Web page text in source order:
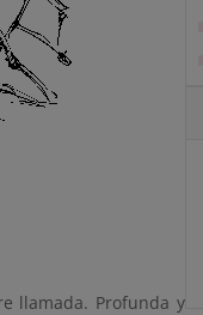
llamada. Profunda y